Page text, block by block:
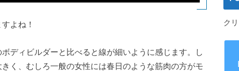
よね！
ディビルダーと比べると線が細いように感じます。し
く、むしろ一般の女性には春日のような筋肉の方がモ
ク